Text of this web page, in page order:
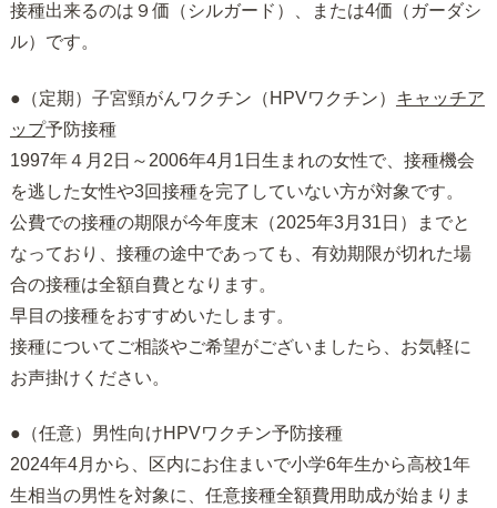
接種出来るのは９価（シルガード）、または4価（ガーダシ
ル）です。
●（定期）子宮頸がんワクチン（HPVワクチン） キャッチア
ップ予防接種
1997年４月2日～2006年4月1日生まれの女性で、接種機会
を逃した女性や3回接種を完了していない方が対象です。
公費での接種の期限が今年度末（2025年3月31日）までと
なっており、接種の途中であっても、有効期限が切れた場
合の接種は全額自費となります。
早目の接種をおすすめいたします。
接種についてご相談やご希望がございましたら、お気軽に
お声掛けください。
●（任意）男性向けHPVワクチン予防接種
2024年4月から、区内にお住まいで小学6年生から高校1年
生相当の男性を対象に、任意接種全額費用助成が始まりま